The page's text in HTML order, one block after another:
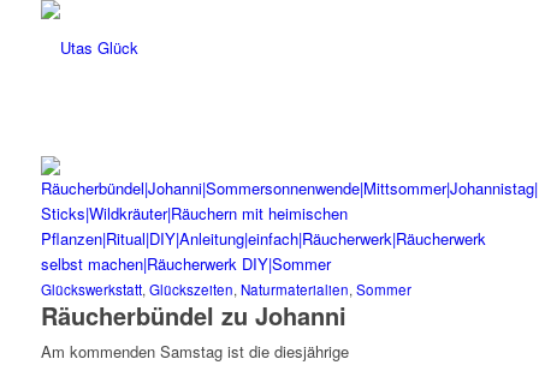
Glückswerkstatt, Glückszeiten, Naturmaterialien, Sommer
Räucherbündel zu Johanni
Am kommenden Samstag ist die diesjährige